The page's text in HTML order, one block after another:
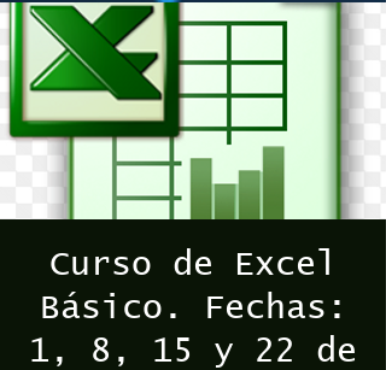
Curso de Excel
Básico. Fechas:
1, 8, 15 y 22 de